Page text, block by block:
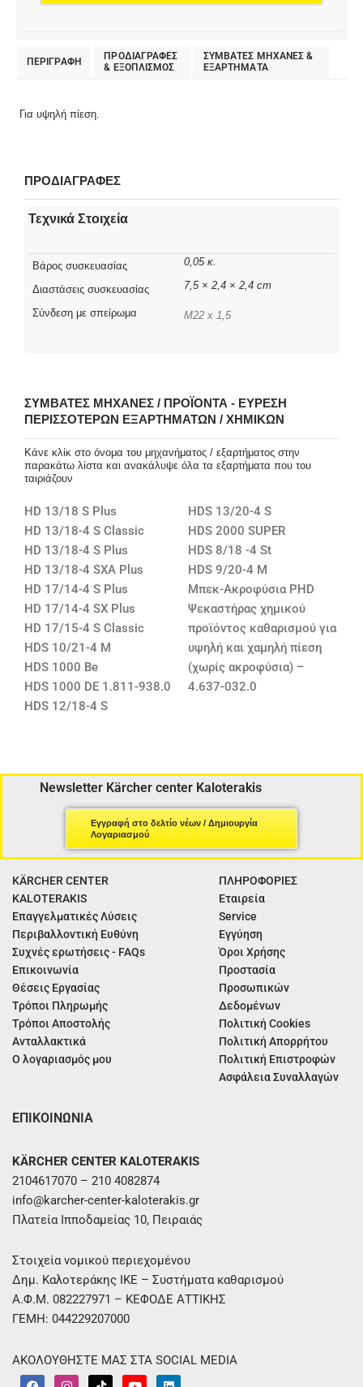
ΠΕΡΙΓΡΑΦΗ
ΠΡΟΔΙΑΓΡΑΦΕΣ
& EΞΟΠΛΙΣΜΟΣ
ΣΥΜΒΑΤΕΣ ΜΗΧΑΝΕΣ &
ΕΞΑΡΤΗΜΑΤΑ
Για υψηλή πίεση.
ΠΡΟΔΙΑΓΡΑΦΕΣ
Τεχνικά Στοιχεία
Βάρος συσκευασίας 0,05 κ.
Διαστάσεις συσκευασίας 7,5 × 2,4 × 2,4 cm
Σύνδεση με σπείρωμα M22 x 1,5
ΣΥΜΒΑΤΈΣ ΜΗΧΑΝΈΣ / ΠΡΟΪΌΝΤΑ - ΕΎΡΕΣΗ
ΠΕΡΙΣΣΌΤΕΡΩΝ ΕΞΑΡΤΗΜΆΤΩΝ / ΧΗΜΙΚΏΝ
Κάνε κλίκ στο όνομα του μηχανήματος / εξαρτήματος στην
παρακάτω λίστα και ανακάλυψε όλα τα εξαρτήματα που του
ταιριάζουν
HD 13/18 S Plus
HD 13/18-4 S Classic
HD 13/18-4 S Plus
HD 13/18-4 SXA Plus
HD 17/14-4 S Plus
HD 17/14-4 SX Plus
HD 17/15-4 S Classic
HDS 10/21-4 M
HDS 1000 Be
HDS 1000 DE 1.811-938.0
HDS 12/18-4 S
HDS 13/20-4 S
HDS 2000 SUPER
HDS 8/18 -4 St
HDS 9/20-4 M
Μπεκ-Ακροφύσια PHD
Ψεκαστήρας χημικού
προϊόντος καθαρισμού για
υψηλή και χαμηλή πίεση
(χωρίς ακροφύσια) –
4.637-032.0
Newsletter Kärcher center Kaloterakis
Εγγραφή στο δελτίο νέων / Δημιουργία
Λογαριασμού
KÄRCHER CENTER
KALOTERAKIS
Επαγγελματικές Λύσεις
Περιβαλλοντική Ευθύνη
Συχνές ερωτήσεις - FAQs
Επικοινωνία
Θέσεις Εργασίας
Τρόποι Πληρωμής
Τρόποι Αποστολής
Ανταλλακτικά
Ο λογαριασμός μου
ΠΛΗΡΟΦΟΡΙΕΣ
Εταιρεία
Service
Εγγύηση
Όροι Χρήσης
Προστασία
Προσωπικών
Δεδομένων
Πολιτική Cookies
Πολιτική Απορρήτου
Πολιτική Επιστροφών
Ασφάλεια Συναλλαγών
ΕΠΙΚΟΙΝΩΝΙΑ
KÄRCHER CENTER KALOTERAKIS
2104617070 – 210 4082874
info@karcher-center-kaloterakis.gr
Πλατεία Ιπποδαμείας 10, Πειραιάς
Στοιχεία νομικού περιεχομένου
Δημ. Καλοτεράκης ΙΚΕ – Συστήματα καθαρισμού
Α.Φ.Μ. 082227971 – ΚΕΦΟΔΕ ΑΤΤΙΚΗΣ
ΓΕΜΗ: 044229207000
ΑΚΟΛΟΥΘΗΣΤΕ ΜΑΣ ΣΤΑ SOCIAL MEDIA
F I T Y L